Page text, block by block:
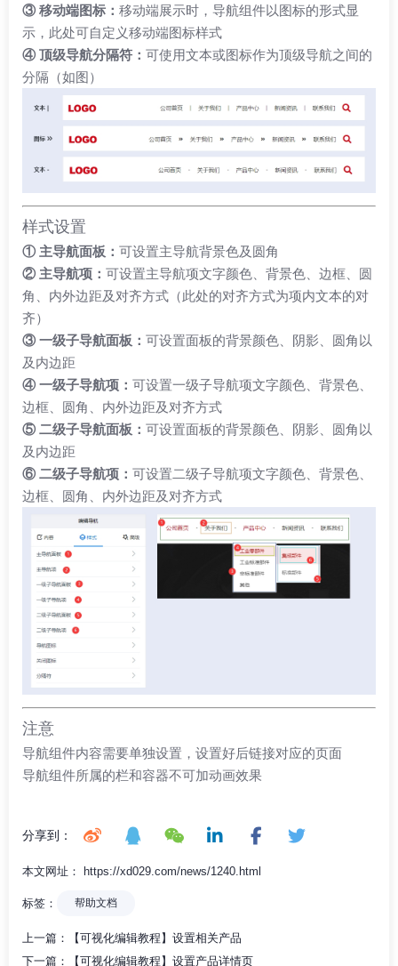
③ 移动端图标： 移动端展示时，导航组件以图标的形式显
示，此处可自定义移动端图标样式
④ 顶级导航分隔符： 可使用文本或图标作为顶级导航之间的
分隔（如图）
样式设置
① 主导航面板： 可设置主导航背景色及圆角
② 主导航项： 可设置主导航项文字颜色、背景色、边框、圆
角、内外边距及对齐方式（此处的对齐方式为项内文本的对
齐）
③ 一级子导航面板： 可设置面板的背景颜色、阴影、圆角以
及内边距
④ 一级子导航项： 可设置一级子导航项文字颜色、背景色、
边框、圆角、内外边距及对齐方式
⑤ 二级子导航面板： 可设置面板的背景颜色、阴影、圆角以
及内边距
⑥ 二级子导航项： 可设置二级子导航项文字颜色、背景色、
边框、圆角、内外边距及对齐方式
注意
导航组件内容需要单独设置，设置好后链接对应的页面
导航组件所属的栏和容器不可加动画效果
分享到：
本文网址： https://xd029.com/news/1240.html
标签： 帮助文档
上一篇：
【可视化编辑教程】设置相关产品
下一篇：
【可视化编辑教程】设置产品详情页